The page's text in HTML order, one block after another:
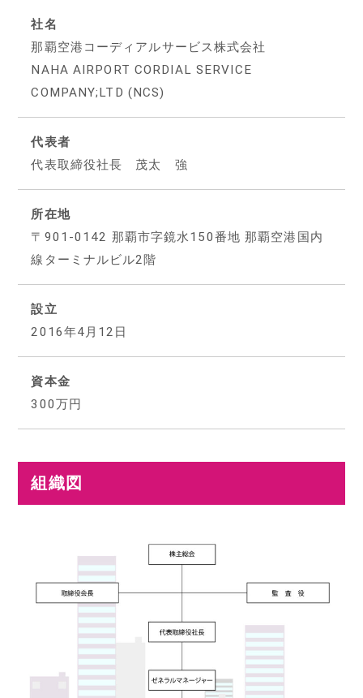
社名
那覇空港コーディアルサービス株式会社
NAHA AIRPORT CORDIAL SERVICE
COMPANY;LTD (NCS)
代表者
代表取締役社長 茂太 強
所在地
〒901-0142 那覇市字鏡水150番地 那覇空港国内
線ターミナルビル2階
設立
2016年4月12日
資本金
300万円
組織図